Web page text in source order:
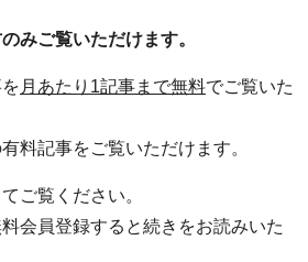
みご覧いただけます。
月あたり1記事まで無料でご覧いた
料記事をご覧いただけます。
ご覧ください。
会員登録すると続きをお読みいた